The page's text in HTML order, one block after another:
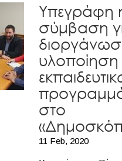
Υπεγράφη
σύμβαση
υλοποίηση
στο
11 Feb, 2020